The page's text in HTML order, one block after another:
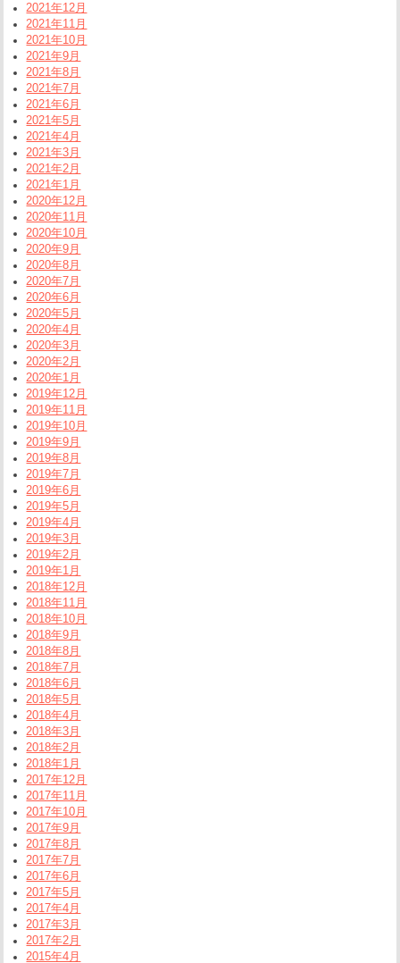
2021年12月
2021年11月
2021年10月
2021年9月
2021年8月
2021年7月
2021年6月
2021年5月
2021年4月
2021年3月
2021年2月
2021年1月
2020年12月
2020年11月
2020年10月
2020年9月
2020年8月
2020年7月
2020年6月
2020年5月
2020年4月
2020年3月
2020年2月
2020年1月
2019年12月
2019年11月
2019年10月
2019年9月
2019年8月
2019年7月
2019年6月
2019年5月
2019年4月
2019年3月
2019年2月
2019年1月
2018年12月
2018年11月
2018年10月
2018年9月
2018年8月
2018年7月
2018年6月
2018年5月
2018年4月
2018年3月
2018年2月
2018年1月
2017年12月
2017年11月
2017年10月
2017年9月
2017年8月
2017年7月
2017年6月
2017年5月
2017年4月
2017年3月
2017年2月
2015年4月